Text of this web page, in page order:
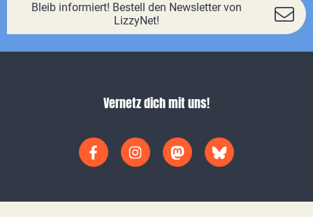
Bleib informiert! Bestell den Newsletter von
LizzyNet!
Vernetz dich mit uns!